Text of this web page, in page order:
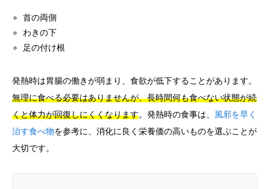
首の両側
わきの下
足の付け根
発熱時は胃腸の働きが弱まり、食欲が低下することがあります。
無理に食べる必要はありませんが、長時間何も食べない状態が続
くと体力が回復しにくくなります。発熱時の食事は、
風邪を早く
治す食べ物を参考に、消化に良く栄養価の高いものを選ぶことが
大切です。